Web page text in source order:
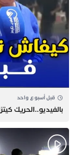
قبل أسبوع واحد
بالفيديو..الحريك